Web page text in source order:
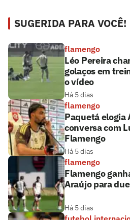
SUGERIDA PARA VOCÊ!
flamengo
Léo Pereira
golaços em
o vídeo
Há 5 dias
flamengo
Paquetá elogia
conversa com
Flamengo
Há 5 dias
flamengo
Flamengo
Araújo para
Há 5 dias